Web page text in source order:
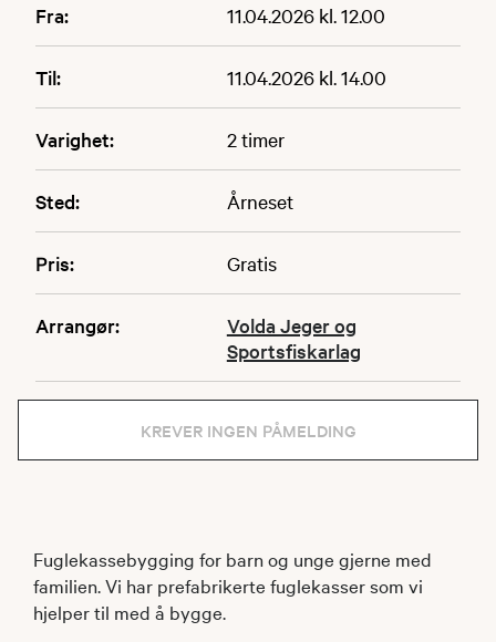
Fra: 11.04.2026 kl. 12.00
Til: 11.04.2026 kl. 14.00
Varighet: 2 timer
Sted: Årneset
Pris: Gratis
Arrangør:
Volda Jeger og
Sportsfiskarlag
KREVER INGEN PÅMELDING
Fuglekassebygging for barn og unge gjerne med
familien. Vi har prefabrikerte fuglekasser som vi
hjelper til med å bygge.